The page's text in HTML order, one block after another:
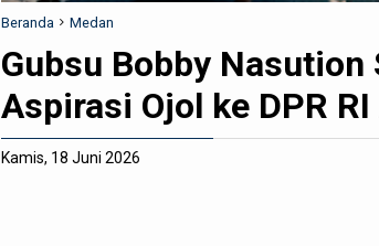
Beranda Medan
Gubsu Bobby
Aspirasi Ojol ke DPR
Kamis, 18 Juni 2026